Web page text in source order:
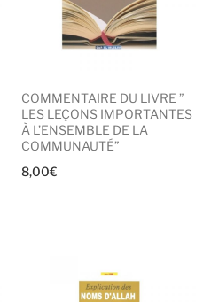
COMMENTAIRE DU LIVRE ”
LES LEÇONS IMPORTANTES
À L’ENSEMBLE DE LA
COMMUNAUTÉ”
8,00€